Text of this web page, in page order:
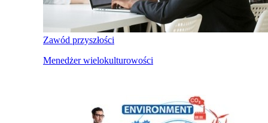
Zawód przyszłości
Menedżer wielokulturowości